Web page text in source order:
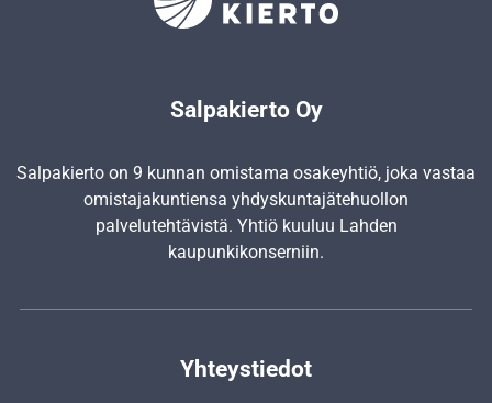
Salpakierto Oy
Salpakierto on 9 kunnan omistama osakeyhtiö, joka vastaa
omistajakuntiensa yhdyskunta­jätehuollon
palvelutehtävistä. Yhtiö kuuluu Lahden
kaupunkikonserniin.
Yhteystiedot